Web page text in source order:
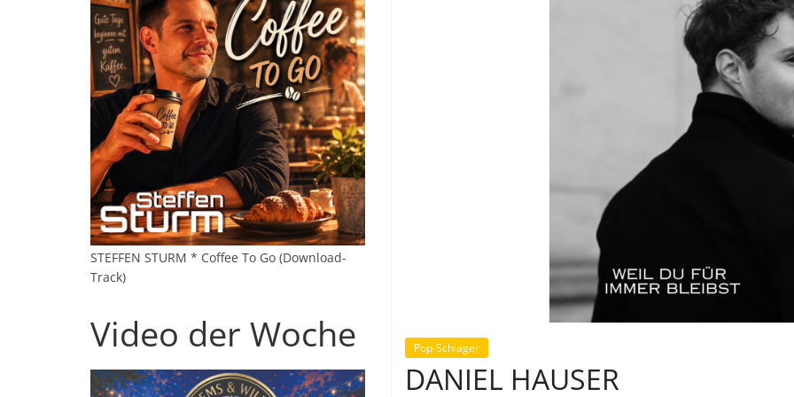
Pop-Schlager
DANIEL HAUSER
STEFFEN STURM * Coffee To Go (Download-
Track)
Video der Woche